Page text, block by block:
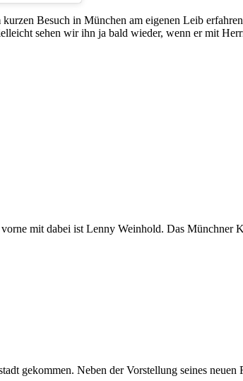
Besuch in München am eigenen Leib
sehen wir ihn ja bald wieder, wenn er mit
mit dabei ist Lenny Weinhold. Das Münchner
gekommen. Neben der Vorstellung seines neuen